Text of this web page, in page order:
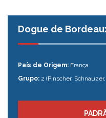
Dogue de
País de Origem: França
Grupo: 2 (Pinscher,